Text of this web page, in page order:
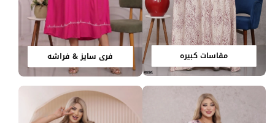
مقاسات كبيره فري سايز & فراشه